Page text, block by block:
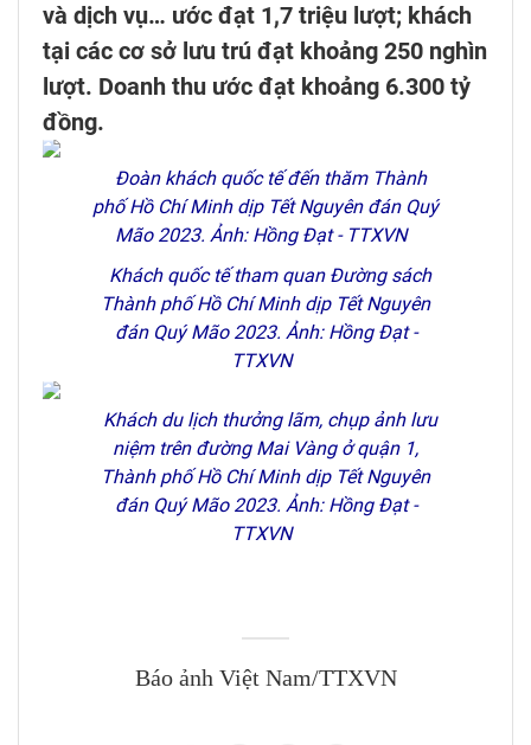
và dịch vụ… ước đạt 1,7 triệu lượt; khách
tại các cơ sở lưu trú đạt khoảng 250 nghìn
lượt. Doanh thu ước đạt khoảng 6.300 tỷ
đồng.
Đoàn khách quốc tế đến thăm Thành
phố Hồ Chí Minh dịp Tết Nguyên đán Quý
Mão 2023. Ảnh: Hồng Đạt - TTXVN
Khách quốc tế tham quan Đường sách
Thành phố Hồ Chí Minh dịp Tết Nguyên
đán Quý Mão 2023. Ảnh: Hồng Đạt -
TTXVN
Khách du lịch thưởng lãm, chụp ảnh lưu
niệm trên đường Mai Vàng ở quận 1,
Thành phố Hồ Chí Minh dịp Tết Nguyên
đán Quý Mão 2023. Ảnh: Hồng Đạt -
TTXVN
Báo ảnh Việt Nam/TTXVN